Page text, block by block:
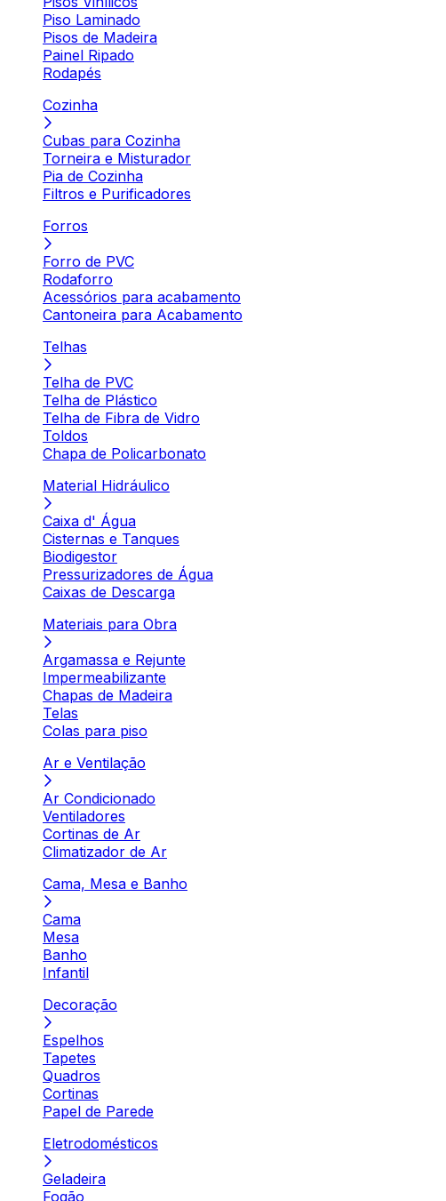
Piso Laminado
Pisos de Madeira
Painel Ripado
Rodapés
Cozinha
Cubas para Cozinha
Torneira e Misturador
Pia de Cozinha
Filtros e Purificadores
Forros
Forro de PVC
Rodaforro
Acessórios para acabamento
Cantoneira para Acabamento
Telhas
Telha de PVC
Telha de Plástico
Telha de Fibra de Vidro
Toldos
Chapa de Policarbonato
Material Hidráulico
Caixa d' Água
Cisternas e Tanques
Biodigestor
Pressurizadores de Água
Caixas de Descarga
Materiais para Obra
Argamassa e Rejunte
Impermeabilizante
Chapas de Madeira
Telas
Colas para piso
Ar e Ventilação
Ar Condicionado
Ventiladores
Cortinas de Ar
Climatizador de Ar
Cama, Mesa e Banho
Cama
Mesa
Banho
Infantil
Decoração
Espelhos
Tapetes
Quadros
Cortinas
Papel de Parede
Eletrodomésticos
Geladeira
Fogão